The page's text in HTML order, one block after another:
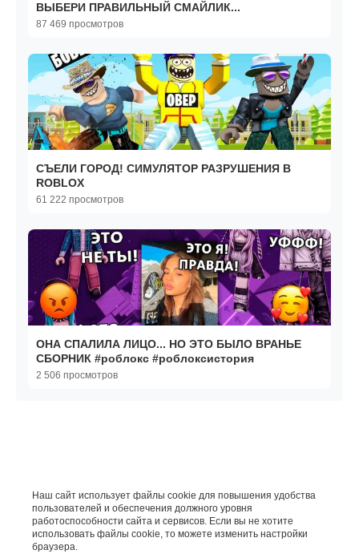
ВЫБЕРИ ПРАВИЛЬНЫЙ СМАЙЛИК...
87 469 просмотров
СЪЕЛИ ГОРОД! СИМУЛЯТОР РАЗРУШЕНИЯ В
ROBLOX
61 222 просмотров
ОНА СПАЛИЛА ЛИЦО... НО ЭТО БЫЛО ВРАНЬЕ
СБОРНИК #роблокс #роблоксистория
2 506 просмотров
Наш сайт использует файлы cookie для повышения удобства
пользователей и обеспечения должного уровня
работоспособности сайта и сервисов. Если вы не хотите
использовать файлы cookie, то можете изменить настройки
браузера.